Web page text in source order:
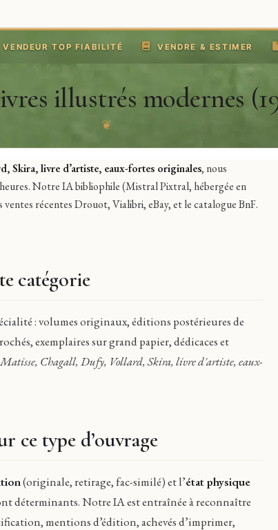
VENDEUR TOP FIABILITÉ VENDRE & ESTIMER
illustrés modernes
❦
Skira, livre d’artiste, eaux-fortes originales, nous
Notre IA bibliophile (Mistral Pixtral, hébergée en
récentes Drouot, Vialibri, eBay, et le catalogue BnF.
catégorie
: volumes originaux, éditions postérieures de
exemplaires sur grand papier, dédicaces et
Matisse, Chagall, Dufy, Vollard, Skira, livre d'artiste, eaux-
ce type d’ouvrage
(originale, retirage, fac-similé) et l’état physique
déterminants. Notre IA est entraînée à reconnaître
mentions d’édition, achevés d’imprimer,